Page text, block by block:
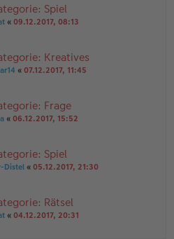
Spiel
« 09.12.2017, 08:13
Kreatives
« 07.12.2017, 11:45
Frage
« 06.12.2017, 15:52
Spiel
Distel « 05.12.2017, 21:30
Rätsel
« 04.12.2017, 20:31